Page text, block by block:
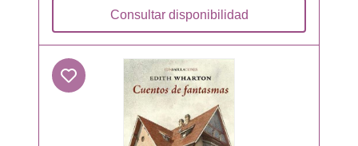
Consultar disponibilidad